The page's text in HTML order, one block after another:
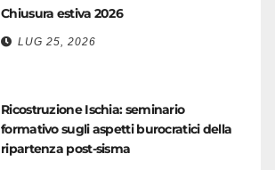
Chiusura estiva 2026
LUG 25, 2026
Ricostruzione Ischia: seminario
formativo sugli aspetti burocratici della
ripartenza post-sisma